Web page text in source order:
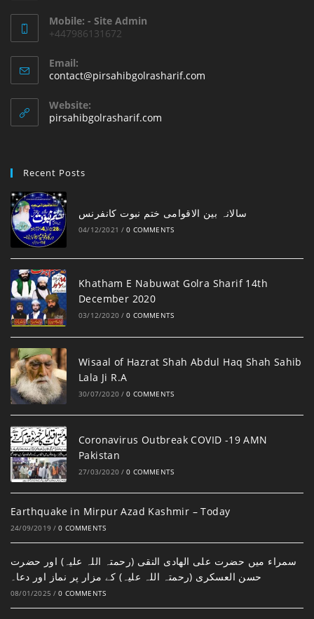
Mobile: - Site Admin
+447986131672
Email:
contact@pirsahibgolrasharif.com
Website:
pirsahibgolrasharif.com
Recent Posts
‎سالانہ بین الاقوامی ختم نبوت کانفرنس
04/12/2021 / 0 COMMENTS
Khatham E Nabuwat Golra Sharif 14th
December 2020
03/12/2020 / 0 COMMENTS
Wisaal of Hazrat Shah Abdul Haq Shah Sahib
Lala Ji R.A
30/07/2020 / 0 COMMENTS
Coronavirus Outbreak COVID -19 AMN
Pakistan
27/03/2020 / 0 COMMENTS
Earthquake in Mirpur Azad Kashmir – Today
24/09/2019 / 0 COMMENTS
سمراء میں حضرت علی الھادی النقی (رحمتہ اللہ علیہ) اور حضرت
حسن العسکری (رحمتہ اللہ علیہ) کے مزار پر نماز اور دعا۔
08/01/2025 / 0 COMMENTS